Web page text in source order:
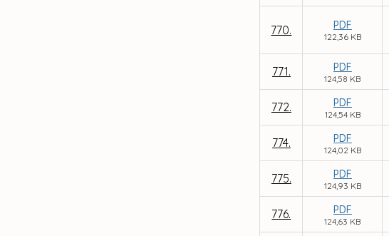
770. PDF
122,36 KB
771. PDF
124,58 KB
772. PDF
124,54 KB
774. PDF
124,02 KB
775. PDF
124,93 KB
776. PDF
124,63 KB